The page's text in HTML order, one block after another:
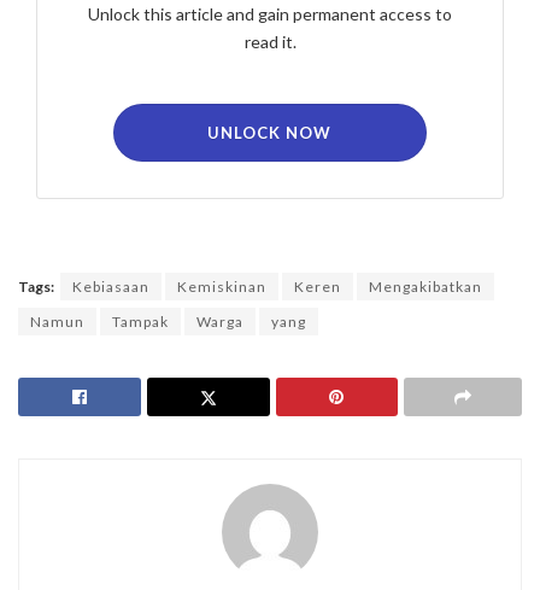
Unlock this article and gain permanent access to
read it.
UNLOCK NOW
Tags: Kebiasaan Kemiskinan Keren
Mengakibatkan
Namun
Tampak Warga yang